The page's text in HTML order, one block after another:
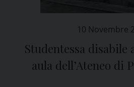
10 Novembre
Studentessa disabile
aula dell’Ateneo di